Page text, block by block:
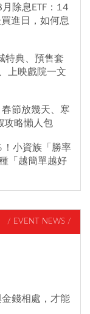
除息ETF：14
進日，如何息
特典、預售套
上映戲院一文
節放幾天、寒
攻略懶人包
小資族「勝率
「越簡單越好
/ EVENT NEWS /
錢相處，才能